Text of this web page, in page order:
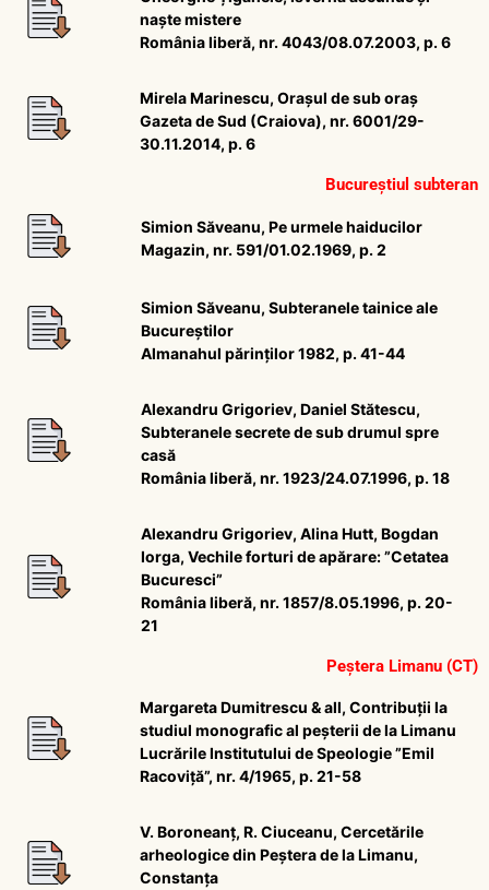
naște mistere
România liberă, nr. 4043/08.07.2003, p. 6
Mirela Marinescu, Orașul de sub oraș
Gazeta de Sud (Craiova), nr. 6001/29-
30.11.2014, p. 6
Bucureștiul subteran
Simion Săveanu, Pe urmele haiducilor
Magazin, nr. 591/01.02.1969, p. 2
Simion Săveanu, Subteranele tainice ale
Bucureștilor
Almanahul părinților 1982, p. 41-44
Alexandru Grigoriev, Daniel Stătescu,
Subteranele secrete de sub drumul spre
casă
România liberă, nr. 1923/24.07.1996, p. 18
Alexandru Grigoriev, Alina Hutt, Bogdan
Iorga, Vechile forturi de apărare: ”Cetatea
Bucuresci”
România liberă, nr. 1857/8.05.1996, p. 20-
21
Peștera Limanu (CT)
Margareta Dumitrescu & all, Contribuții la
studiul monografic al peșterii de la Limanu
Lucrările Institutului de Speologie ”Emil
Racoviță”, nr. 4/1965, p. 21-58
V. Boroneanț, R. Ciuceanu, Cercetările
arheologice din Peștera de la Limanu,
Constanța